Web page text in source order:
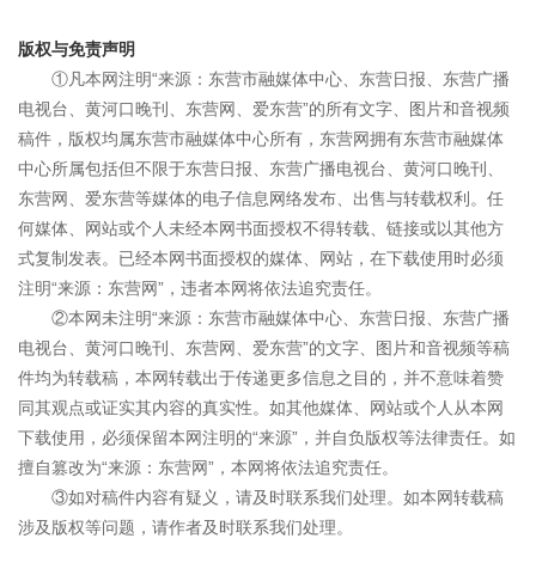
版权与免责声明
①凡本网注明“来源：东营市融媒体中心、东营日报、东营广播
电视台、黄河口晚刊、东营网、爱东营”的所有文字、图片和音视频
稿件，版权均属东营市融媒体中心所有，东营网拥有东营市融媒体
中心所属包括但不限于东营日报、东营广播电视台、黄河口晚刊、
东营网、爱东营等媒体的电子信息网络发布、出售与转载权利。任
何媒体、网站或个人未经本网书面授权不得转载、链接或以其他方
式复制发表。已经本网书面授权的媒体、网站，在下载使用时必须
注明“来源：东营网”，违者本网将依法追究责任。
②本网未注明“来源：东营市融媒体中心、东营日报、东营广播
电视台、黄河口晚刊、东营网、爱东营”的文字、图片和音视频等稿
件均为转载稿，本网转载出于传递更多信息之目的，并不意味着赞
同其观点或证实其内容的真实性。如其他媒体、网站或个人从本网
下载使用，必须保留本网注明的“来源”，并自负版权等法律责任。如
擅自篡改为“来源：东营网”，本网将依法追究责任。
③如对稿件内容有疑义，请及时联系我们处理。如本网转载稿
涉及版权等问题，请作者及时联系我们处理。